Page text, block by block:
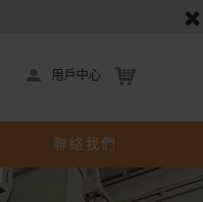
用戶中心
聯絡我們